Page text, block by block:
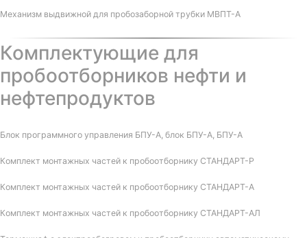
Механизм выдвижной для пробозаборной трубки МВПТ-А
Комплектующие для
пробоотборников нефти и
нефтепродуктов
Блок программного управления БПУ-А, блок БПУ-А, БПУ-А
Комплект монтажных частей к пробоотборнику СТАНДАРТ-Р
Комплект монтажных частей к пробоотборнику СТАНДАРТ-А
Комплект монтажных частей к пробоотборнику СТАНДАРТ-АЛ